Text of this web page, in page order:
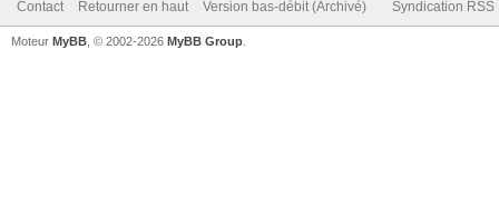
Contact Retourner en haut Version bas-débit (Archivé) Syndication RSS
Moteur MyBB , © 2002-2026 MyBB Group